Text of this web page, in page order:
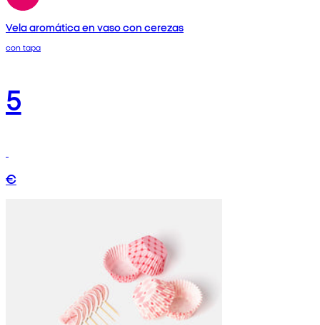
Vela aromática en vaso con cerezas
con tapa
5
€